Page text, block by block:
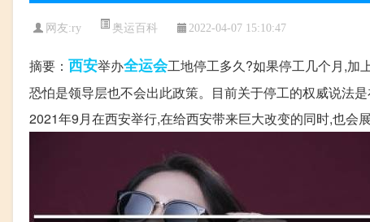
网友:ry 奥运百科 2022-04-07 15:10:47
摘要： 西安举办全运会工地停工多久?如果停工几个月,加
恐怕是领导层也不会出此政策。目前关于停工的权威说法
2021年9月在西安举行,在给西安带来巨大改变的同时,也会展